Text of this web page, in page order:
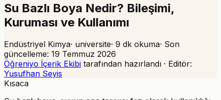
Su Bazlı Boya Nedir? Bileşimi,
Kuruması ve Kullanımı
Endüstriyel Kimya· universite· 9 dk okuma· Son
güncelleme: 19 Temmuz 2026
Öğreniyo İçerik Ekibi tarafından hazırlandı · Editör:
Yusufhan Seyis
Kısaca